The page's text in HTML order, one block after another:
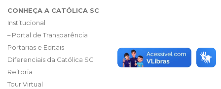
CONHEÇA A CATÓLICA SC
Institucional
– Portal de Transparência
Portarias e Editais
Diferenciais da Católica SC
Reitoria
Tour Virtual